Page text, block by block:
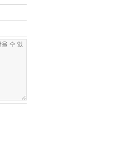
은
한